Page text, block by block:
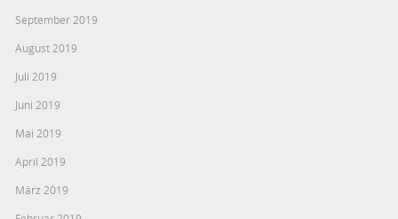
September 2019
August 2019
Juli 2019
Juni 2019
Mai 2019
April 2019
März 2019